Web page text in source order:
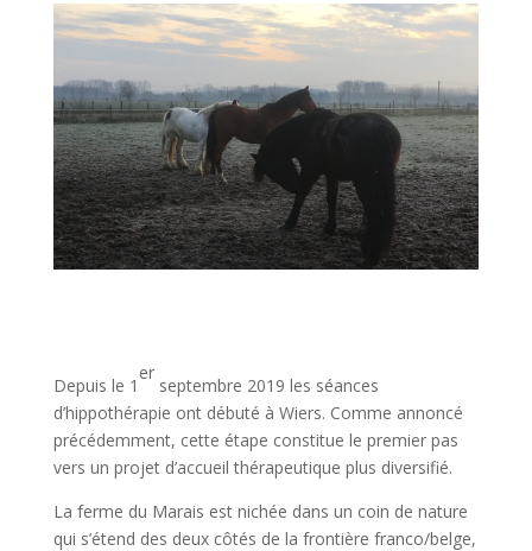
Depuis le 1
er
septembre 2019 les séances
d’hippothérapie ont débuté à Wiers. Comme annoncé
précédemment, cette étape constitue le premier pas
vers un projet d’accueil thérapeutique plus diversifié.
La ferme du Marais est nichée dans un coin de nature
qui s’étend des deux côtés de la frontière franco/belge,